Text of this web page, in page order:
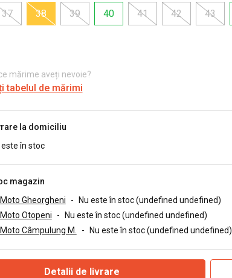
37 38 39 40 41 42 43
mărime aveți nevoie?
tabelul de mărimi
la domiciliu
este în stoc
magazin
Gheorgheni
-
Nu este în stoc (undefined undefined)
Otopeni
-
Nu este în stoc (undefined undefined)
Câmpulung M.
- Nu este în stoc (undefined undefined)
Detalii de livrare